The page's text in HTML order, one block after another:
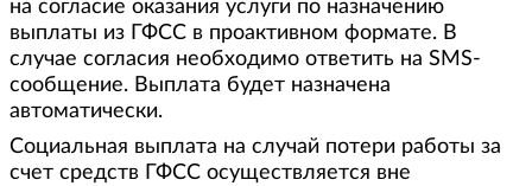
на согласие оказания услуги по назначению
выплаты из ГФСС в проактивном формате. В
случае согласия необходимо ответить на SMS-
сообщение. Выплата будет назначена
автоматически.
Социальная выплата на случай потери работы за
счет средств ГФСС осуществляется вне